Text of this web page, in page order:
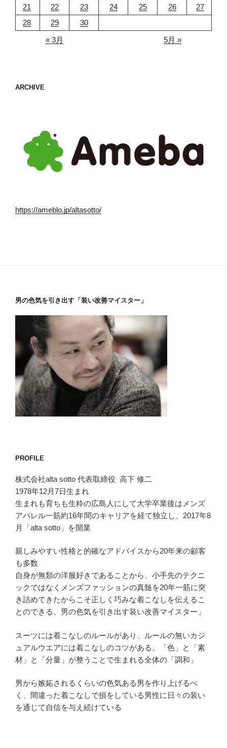
21
22 23 24 25 26
27
28
29
30
« 3月
5月 »
ARCHIVE
https://ameblo.jp/altasotto/
男の色気を引き出す「装い改善マイスター」
PROFILE
株式会社alta sotto 代表取締役 高下 修二
1978年12月7日生まれ
生まれも育ちも生粋の広島人にして大学卒業後はメンズ
アパレル一筋約16年間のキャリアを経て独立し、2017年8
月「alta sotto」を開業
親しみやすい性格と的確なアドバイスから20年来の顧客
も多数
自身が無類の洋服好きであることから、小手先のテクニ
ックではなくメンズファッションの真髄を20年一筋に突
き詰めてきたからこそ正しく巧みな着こなしを伝えるこ
とのできる、男の色気を引き出す装い改善マイスター」
スーツには着こなしのルールがあり、ルールの無いカジ
ュアルウエアには着こなしのコツがある。「色」と「素
材」と「分量」が整うことで生まれる全体の「調和」
男から嫉妬されるくらいの色気ある男を作り上げるべ
く、間違った着こなしで損をしている男性に日々の装い
を通じて自信を与え続けている